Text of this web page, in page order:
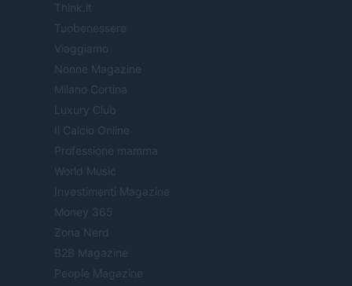
Think.it
Tuobenessere
Viaggiamo
Nonne Magazine
Milano Cortina
Luxury Club
Il Calcio Online
Professione mamma
World Music
Investimenti Magazine
Money 365
Zona Nerd
B2B Magazine
People Magazine